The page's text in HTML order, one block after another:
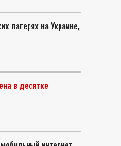
лагерях на Украине,
в десятке